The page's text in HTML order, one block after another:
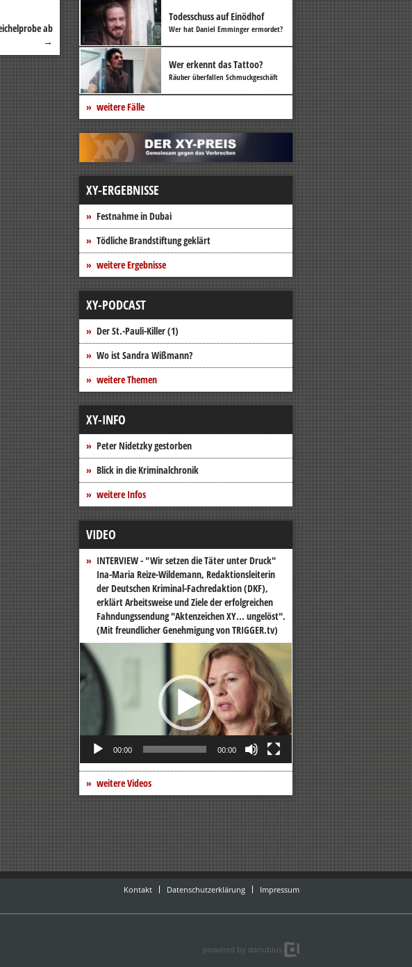
ab
→
Todesschuss auf Einödhof
Wer hat Daniel Emminger ermordet?
Wer erkennt das Tattoo?
Räuber überfallen Schmuckgeschäft
weitere Fälle
XY-ERGEBNISSE
Festnahme in Dubai
Tödliche Brandstiftung geklärt
weitere Ergebnisse
XY-PODCAST
Der St.-Pauli-Killer (1)
Wo ist Sandra Wißmann?
weitere Themen
XY-INFO
Peter Nidetzky gestorben
Blick in die Kriminalchronik
weitere Infos
VIDEO
INTERVIEW - "Wir setzen die Täter unter Druck"
Ina-Maria Reize-Wildemann, Redaktionsleiterin
der Deutschen Kriminal-Fachredaktion (DKF),
erklärt Arbeitsweise und Ziele der erfolgreichen
Fahndungssendung "Aktenzeichen XY... ungelöst".
(Mit freundlicher Genehmigung von TRIGGER.tv)
Video-
Player
00:00 00:00
weitere Videos
Kontakt Datenschutzerklärung Impressum
powered by danubius